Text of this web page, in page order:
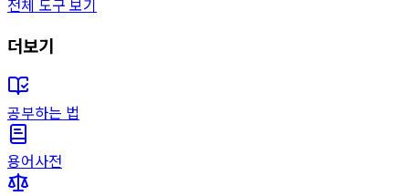
전체 도구 보기
더보기
공부하는 법
용어사전